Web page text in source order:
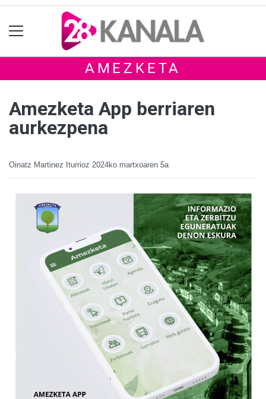
AMEZKETA
Amezketa App berriaren
aurkezpena
Oinatz Martinez Iturrioz 2024ko martxoaren 5a